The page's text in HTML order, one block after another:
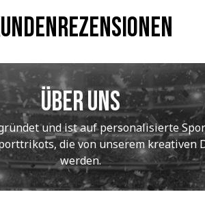
Über uns
und ist auf personalisierte
die von unserem kreativen
werden.